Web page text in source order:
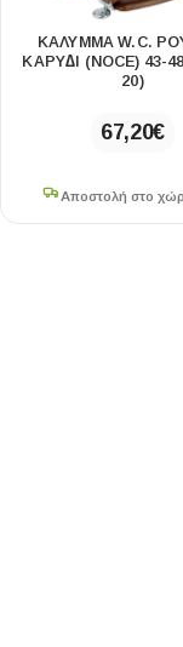
ΚΑΛΥΜΜΑ W.C.
ΚΑΡΥ∆Ι (NOCE) 43-
20)
67,20€
Αποστολή στο